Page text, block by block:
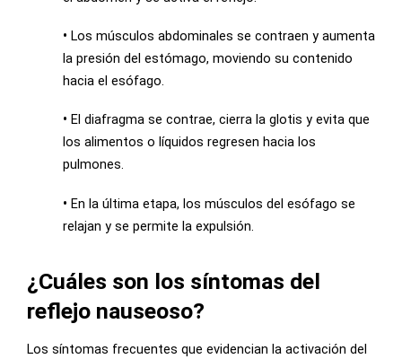
• Los músculos abdominales se contraen y aumenta
la presión del estómago, moviendo su contenido
hacia el esófago.
• El diafragma se contrae, cierra la glotis y evita que
los alimentos o líquidos regresen hacia los
pulmones.
• En la última etapa, los músculos del esófago se
relajan y se permite la expulsión.
¿Cuáles son los síntomas del
reflejo nauseoso?
Los síntomas frecuentes que evidencian la activación del